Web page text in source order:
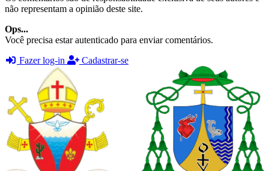
não representam a opinião deste site.
Ops...
Você precisa estar autenticado para enviar comentários.
Fazer log-in
Cadastrar-se